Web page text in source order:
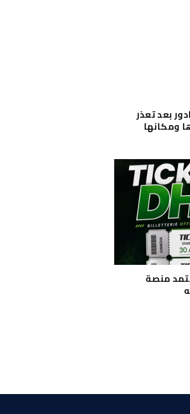
بعد تعذر
ومكانها
منصة